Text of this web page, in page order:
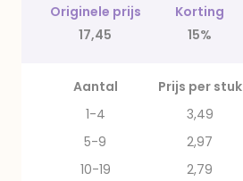
Originele prijs Korting
17,45
15%
Aantal Prijs per stuk
1-4
3,49
5-9
2,97
10-19
2,79